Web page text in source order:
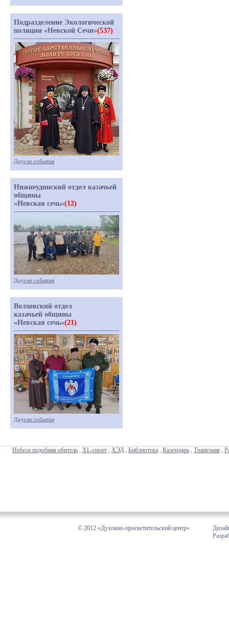
Подразделение Экологической
полиции «Невской Сечи»(537)
Другие события
Нижнеудинский отдел казачьей
общины
«Невская сечь»(12)
Другие события
Волховский отдел
казачьей общины
«Невская сечь»(21)
Другие события
Небеси подобная обитель , XL-спорт , ХЭД , Библиотека , Календарь , Трапезная ,
© 2012 «Духовно-просветительский центр»